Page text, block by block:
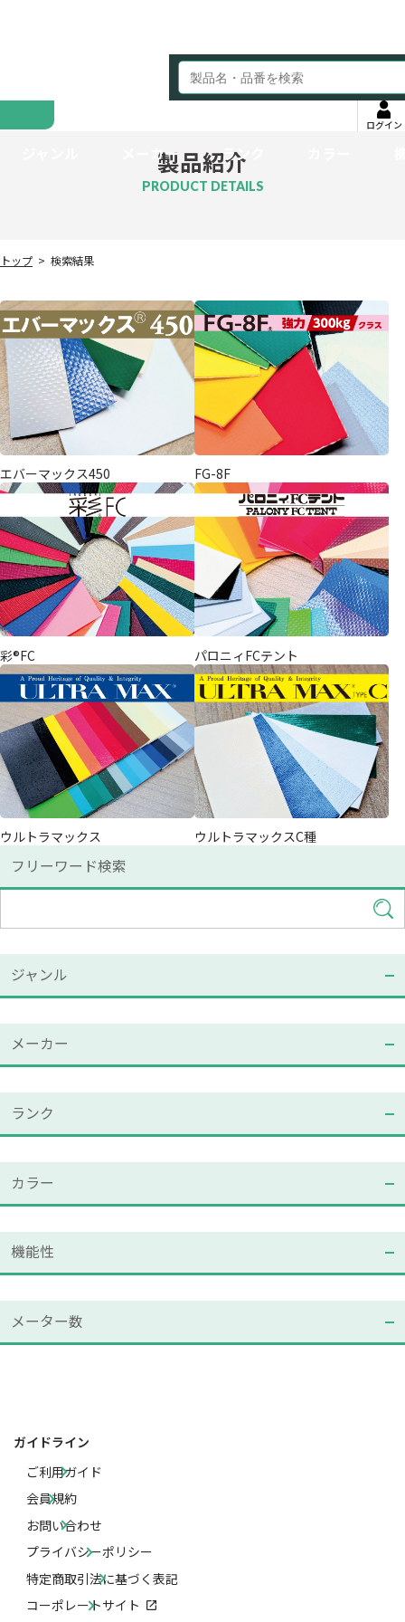
ログイン
メーカー ランク
製品紹介
PRODUCT DETAILS
トップ 検索結果
エバーマックス450 FG-8F
彩®FC パロニィFCテント
ウルトラマックス ウルトラマックスC種
フリーワード検索
ジャンル
メーカー
ランク
カラー
機能性
メーター数
ガイドライン
ご利用ガイド
会員規約
お問い合わせ
プライバシーポリシー
特定商取引法に基づく表記
コーポレートサイト